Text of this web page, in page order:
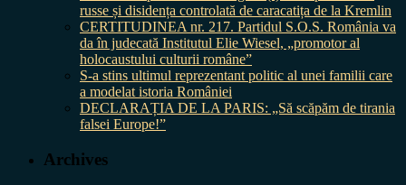
russe și disidența controlată de caracatița de la Kremlin
CERTITUDINEA nr. 217. Partidul S.O.S. România va
da în judecată Institutul Elie Wiesel, „promotor al
holocaustului culturii române”
S-a stins ultimul reprezentant politic al unei familii care
a modelat istoria României
DECLARAȚIA DE LA PARIS: „Să scăpăm de tirania
falsei Europe!”
Archives